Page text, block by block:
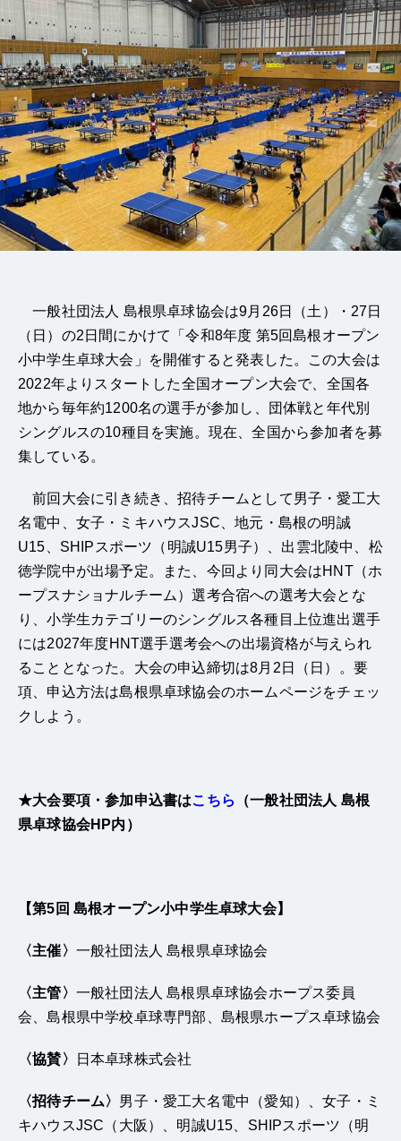
一般社団法人 島根県卓球協会は9月26日（土）・27日
（日）の2日間にかけて「令和8年度 第5回島根オープン
小中学生卓球大会」を開催すると発表した。この大会は
2022年よりスタートした全国オープン大会で、全国各
地から毎年約1200名の選手が参加し、団体戦と年代別
シングルスの10種目を実施。現在、全国から参加者を募
集している。
前回大会に引き続き、招待チームとして男子・愛工大
名電中、女子・ミキハウスJSC、地元・島根の明誠
U15、SHIPスポーツ（明誠U15男子）、出雲北陵中、松
徳学院中が出場予定。また、今回より同大会はHNT（ホ
ープスナショナルチーム）選考合宿への選考大会とな
り、小学生カテゴリーのシングルス各種目上位進出選手
には2027年度HNT選手選考会への出場資格が与えられ
ることとなった。大会の申込締切は8月2日（日）。要
項、申込方法は島根県卓球協会のホームページをチェッ
クしよう。
★大会要項・参加申込書はこちら
（一般社団法人 島根
県卓球協会HP内）
【第5回 島根オープン小中学生卓球大会】
〈主催〉 一般社団法人 島根県卓球協会
〈主管〉 一般社団法人 島根県卓球協会ホープス委員
会、島根県中学校卓球専門部、島根県ホープス卓球協会
〈協賛〉 日本卓球株式会社
〈招待チーム〉 男子・愛工大名電中（愛知）、女子・ミ
キハウスJSC（大阪）、明誠U15、SHIPスポーツ（明